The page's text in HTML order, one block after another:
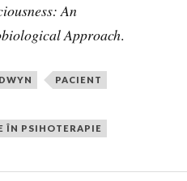
An
Approach.
PACIENT
ÎN PSIHOTERAPIE